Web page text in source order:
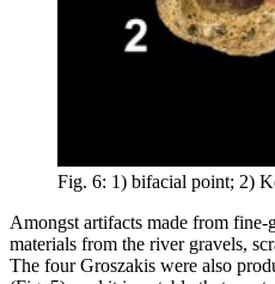
Fig. 6: 1) bifacial point; 2)
Amongst artifacts made from fine-
materials from the river gravels,
The fourGroszakis were also